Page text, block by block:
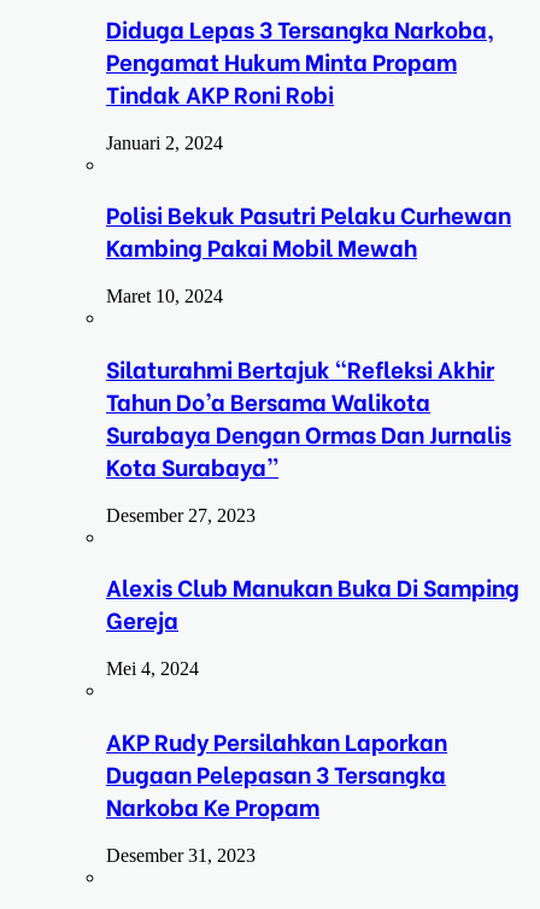
Diduga Lepas 3 Tersangka Narkoba,
Pengamat Hukum Minta Propam
Tindak AKP Roni Robi
Januari 2, 2024
Polisi Bekuk Pasutri Pelaku Curhewan
Kambing Pakai Mobil Mewah
Maret 10, 2024
Silaturahmi Bertajuk “Refleksi Akhir
Tahun Do’a Bersama Walikota
Surabaya Dengan Ormas Dan Jurnalis
Kota Surabaya”
Desember 27, 2023
Alexis Club Manukan Buka Di Samping
Gereja
Mei 4, 2024
AKP Rudy Persilahkan Laporkan
Dugaan Pelepasan 3 Tersangka
Narkoba Ke Propam
Desember 31, 2023